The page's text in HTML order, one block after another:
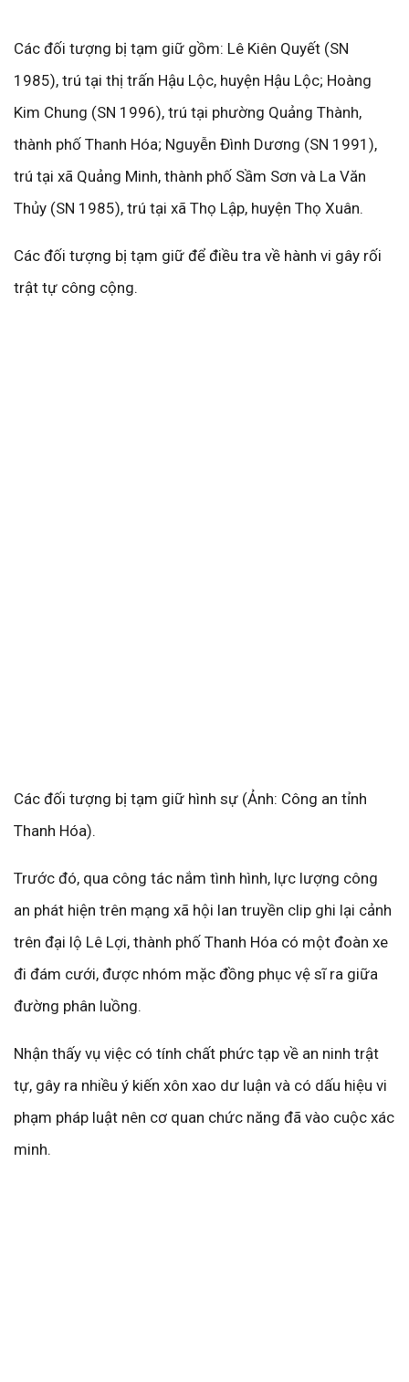
Các đối tượng bị tạm giữ gồm: Lê Kiên Quyết (SN
1985), trú tại thị trấn Hậu Lộc, huyện Hậu Lộc; Hoàng
Kim Chung (SN 1996), trú tại phường Quảng Thành,
thành phố Thanh Hóa; Nguyễn Đình Dương (SN 1991),
trú tại xã Quảng Minh, thành phố Sầm Sơn và La Văn
Thủy (SN 1985), trú tại xã Thọ Lập, huyện Thọ Xuân.
Các đối tượng bị tạm giữ để điều tra về hành vi gây rối
trật tự công cộng.
Các đối tượng bị tạm giữ hình sự (Ảnh: Công an tỉnh
Thanh Hóa).
Trước đó, qua công tác nắm tình hình, lực lượng công
an phát hiện trên mạng xã hội lan truyền clip ghi lại cảnh
trên đại lộ Lê Lợi, thành phố Thanh Hóa có một đoàn xe
đi đám cưới, được nhóm mặc đồng phục vệ sĩ ra giữa
đường phân luồng.
Nhận thấy vụ việc có tính chất phức tạp về an ninh trật
tự, gây ra nhiều ý kiến xôn xao dư luận và có dấu hiệu vi
phạm pháp luật nên cơ quan chức năng đã vào cuộc xác
minh.